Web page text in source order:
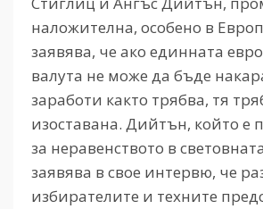
наложителна, особено в
заявява, че ако единната
валута не може да бъде
заработи както трябва, тя
изоставана. Дийтън, който е
за неравенството в
заявява в свое интервю, че
избирателите и техните